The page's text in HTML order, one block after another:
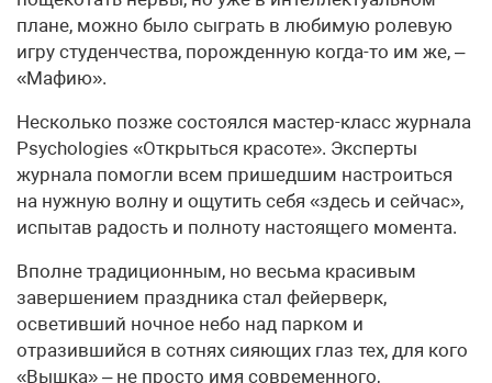
плане, можно было сыграть в любимую ролевую
игру студенчества, порожденную когда-то им же, –
«Мафию».
Несколько позже состоялся мастер-класс журнала
Psychologies «Открыться красоте». Эксперты
журнала помогли всем пришедшим настроиться
на нужную волну и ощутить себя «здесь и сейчас»,
испытав радость и полноту настоящего момента.
Вполне традиционным, но весьма красивым
завершением праздника стал фейерверк,
осветивший ночное небо над парком и
отразившийся в сотнях сияющих глаз тех, для кого
«Вышка» – не просто имя современного,